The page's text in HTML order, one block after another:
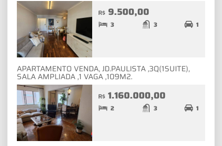
R$ 9.500,00
3 3 1
APARTAMENTO VENDA, JD.PAULISTA ,3Q(1SUITE),
SALA AMPLIADA ,1 VAGA ,109M2.
R$ 1.160.000,00
2 3 1